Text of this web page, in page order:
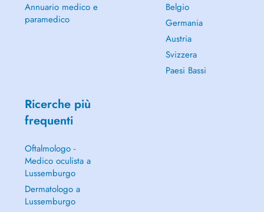
Annuario medico e
paramedico
Belgio
Germania
Austria
Svizzera
Paesi Bassi
Ricerche più
frequenti
Oftalmologo -
Medico oculista a
Lussemburgo
Dermatologo a
Lussemburgo